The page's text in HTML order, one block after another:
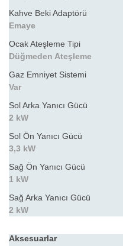
Kahve Beki Adaptörü
Emaye
Ocak Ateşleme Tipi
Düğmeden Ateşleme
Gaz Emniyet Sistemi
Var
Sol Arka Yanıcı Gücü
2 kW
Sol Ön Yanıcı Gücü
3,3 kW
Sağ Ön Yanıcı Gücü
1 kW
Sağ Arka Yanıcı Gücü
2 kW
Aksesuarlar